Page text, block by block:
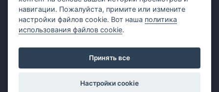
Отзывы и предложения
навигации. Пожалуйста, примите или измените
настройки файлов cookie. Вот наша политика
использования файлов cookie.
Принять все
Настройки cookie